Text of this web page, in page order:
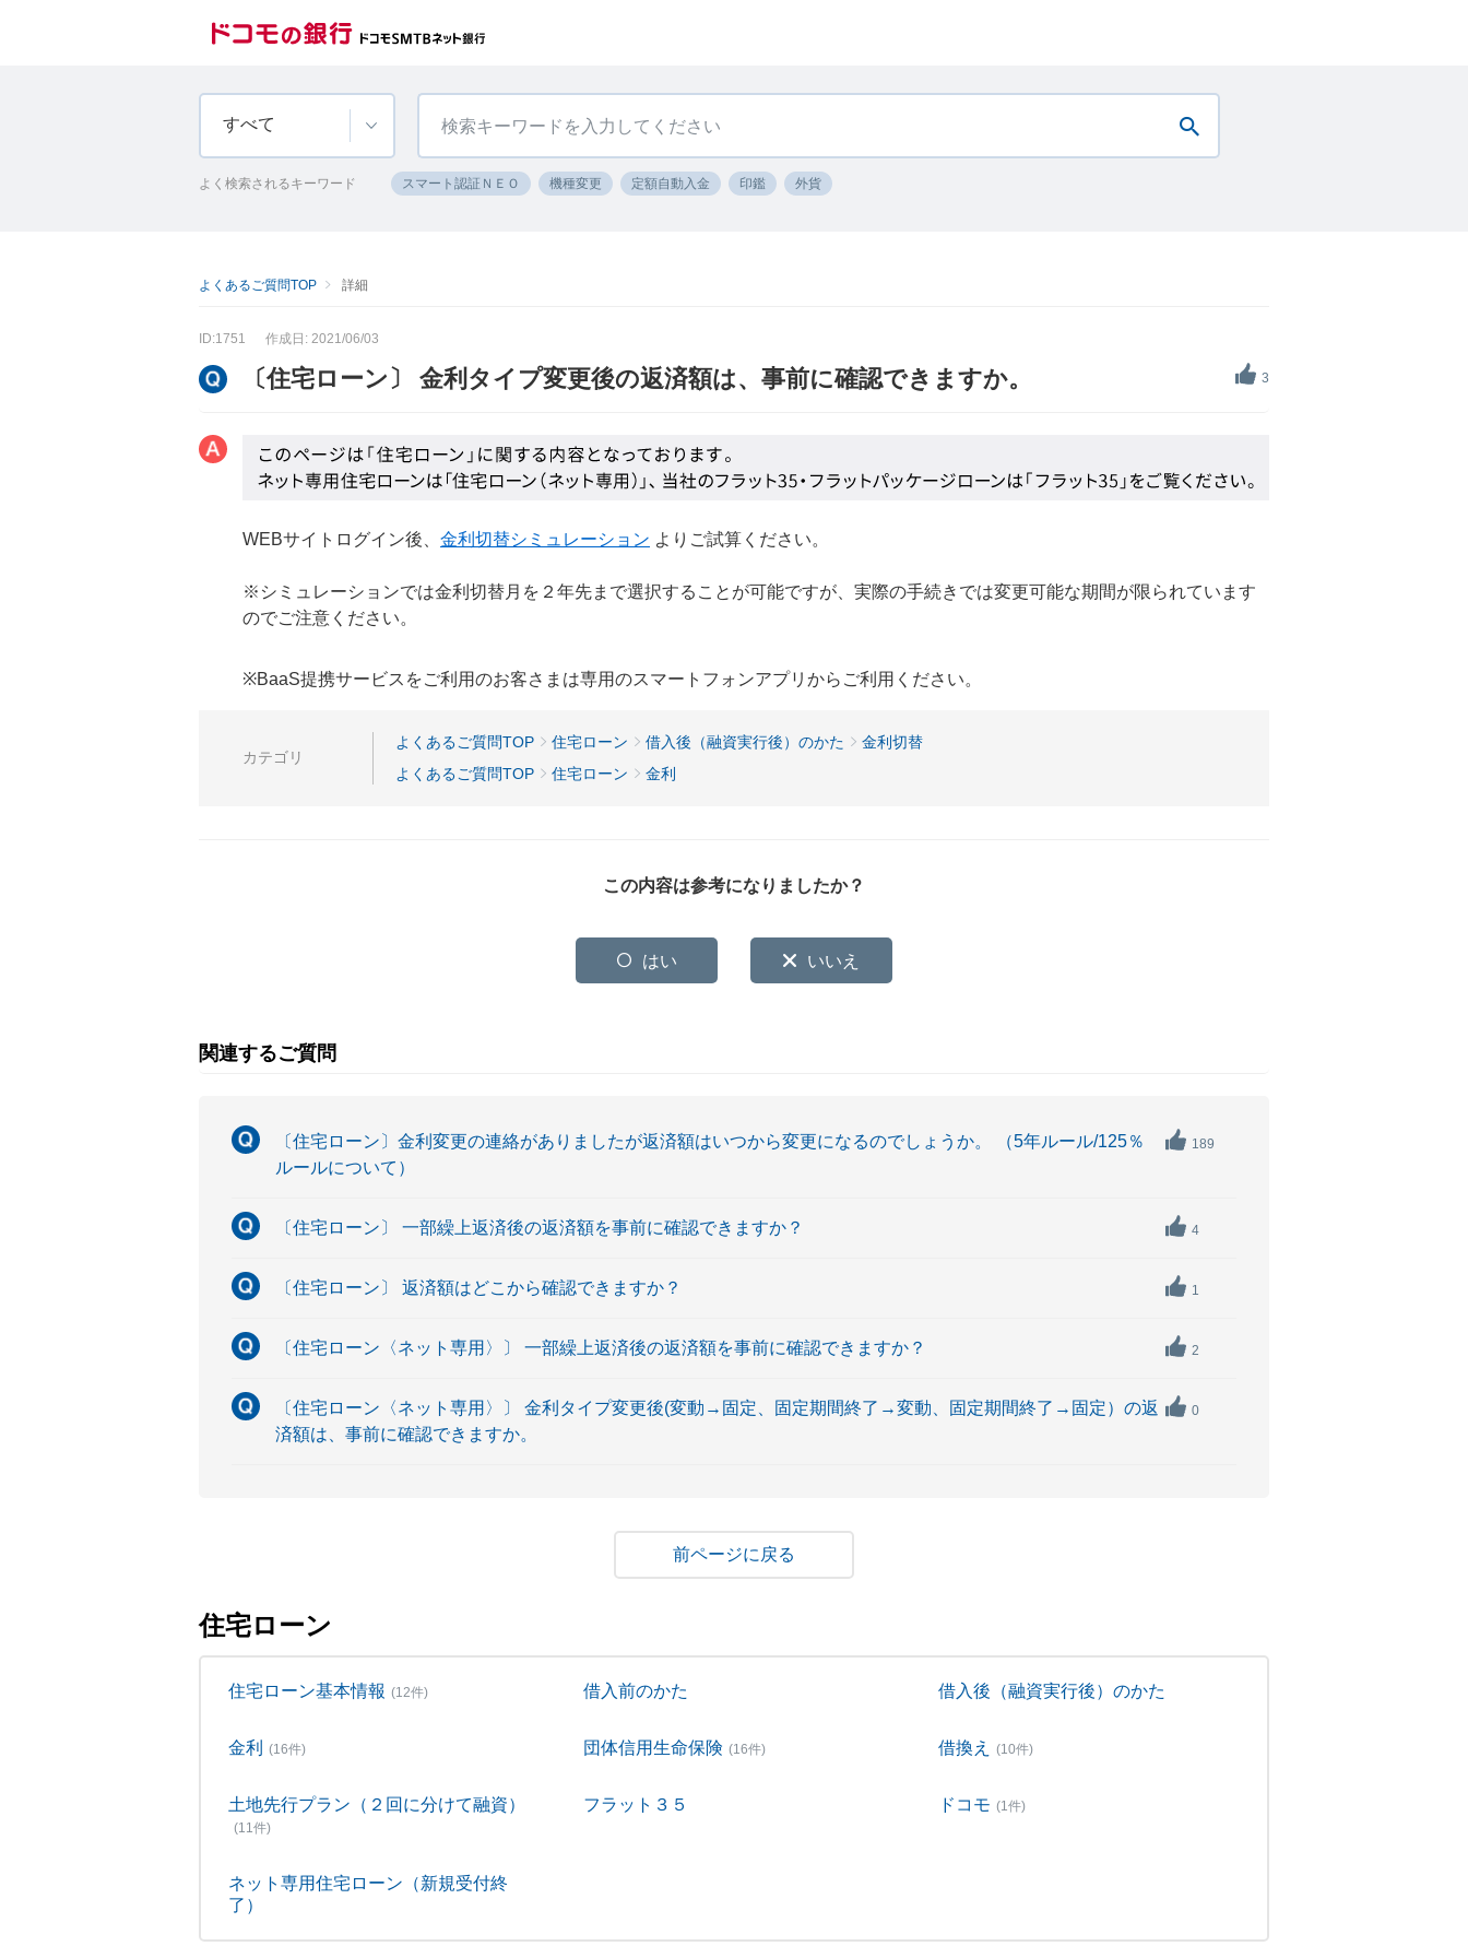
すべて
よく検索されるキーワード スマート認証ＮＥＯ 機種変更 定額自動入金 印鑑 外貨
よくあるご質問TOP 詳細
ID:1751 作成日: 2021/06/03
3
〔住宅ローン〕 金利タイプ変更後の返済額は、事前に確認できますか。
WEBサイトログイン後、 金利切替シミュレーション よりご試算ください。
※シミュレーションでは金利切替月を２年先まで選択することが可能ですが、実際の手続きでは変更可能な期間が限られています
のでご注意ください。
※BaaS提携サービスをご利用のお客さまは専用のスマートフォンアプリからご利用ください。
カテゴリ
よくあるご質問TOP 住宅ローン 借入後（融資実行後）のかた
金利切替
よくあるご質問TOP
住宅ローン 金利
この内容は参考になりましたか？
はい いいえ
関連するご質問
〔住宅ローン〕金利変更の連絡がありましたが返済額はいつから変更になるのでしょうか。 （5年ルール/125％
ルールについて）
189
〔住宅ローン〕 一部繰上返済後の返済額を事前に確認できますか？ 4
〔住宅ローン〕 返済額はどこから確認できますか？ 1
〔住宅ローン〈ネット専用〉〕 一部繰上返済後の返済額を事前に確認できますか？ 2
〔住宅ローン〈ネット専用〉〕 金利タイプ変更後(変動→固定、固定期間終了→変動、固定期間終了→固定）の返
済額は、事前に確認できますか。
0
戻る
住宅ローン
住宅ローン基本情報 (12件) 借入前のかた 借入後（融資実行後）のかた
金利 (16件) 団体信用生命保険 (16件) 借換え (10件)
土地先行プラン（２回に分けて融資）
(11件)
フラット３５ ドコモ (1件)
ネット専用住宅ローン（新規受付終
了）